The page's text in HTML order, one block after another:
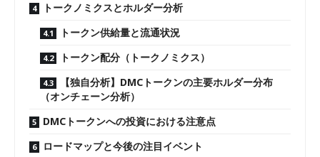
トークノミクスとホルダー分析
トークン供給量と流通状況
トークン配分（トークノミクス）
【独自分析】DMCトークンの主要ホルダー分布
（オンチェーン分析）
DMCトークンへの投資における注意点
ロードマップと今後の注目イベント